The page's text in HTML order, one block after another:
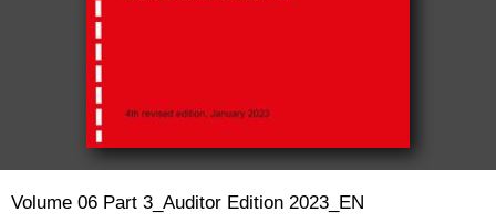
Volume 06 Part 3_Auditor Edition 2023_EN